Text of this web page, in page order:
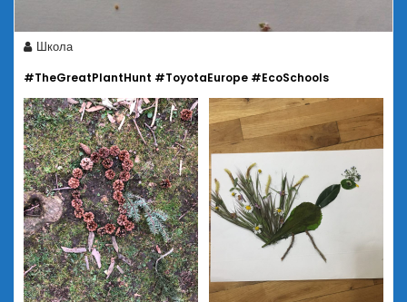
Школа
#TheGreatPlantHunt #ToyotaEurope #EcoSchools